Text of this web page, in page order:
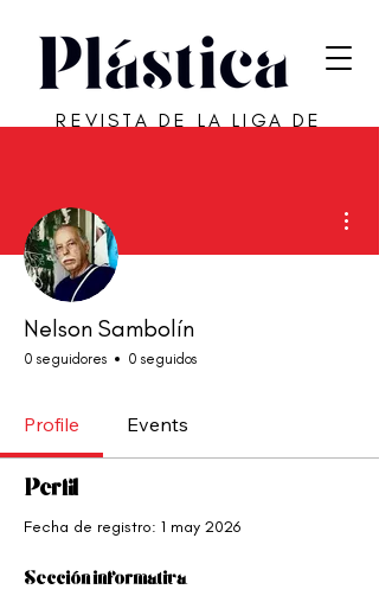
REVISTA DE LA LIGA DE
Nelson Sambolín
0 seguidores 0 seguidos
Profile Events
Perfil
Fecha de registro: 1 may 2026
Sección informativa